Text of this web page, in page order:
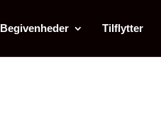
Begivenheder Tilflytter